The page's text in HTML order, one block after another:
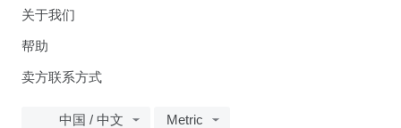
关于我们
帮助
卖方联系方式
中国 / 中文 Metric